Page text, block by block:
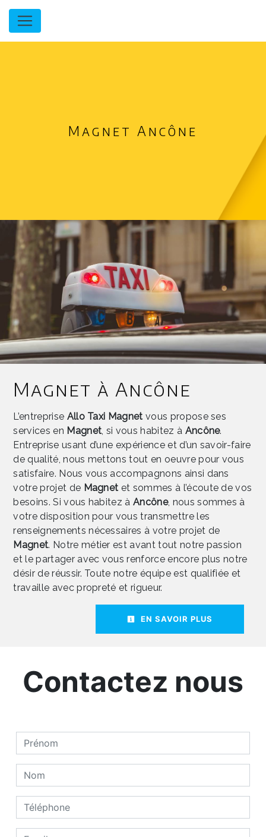
Panneau de gestion des cookies
Magnet Ancône
Magnet à Ancône
L’entreprise Allo Taxi Magnet vous propose ses
services en Magnet , si vous habitez à Ancône.
Entreprise usant d’une expérience et d’un savoir-faire
de qualité, nous mettons tout en oeuvre pour vous
satisfaire. Nous vous accompagnons ainsi dans
votre projet de Magnet et sommes à l’écoute de vos
besoins. Si vous habitez àAncône, nous sommes à
votre disposition pour vous transmettre les
renseignements nécessaires à votre projet de
Magnet. Notre métier est avant tout notre passion
et le partager avec vous renforce encore plus notre
désir de réussir. Toute notre équipe est qualifiée et
travaille avec propreté et rigueur.
EN SAVOIR PLUS
Contactez nous